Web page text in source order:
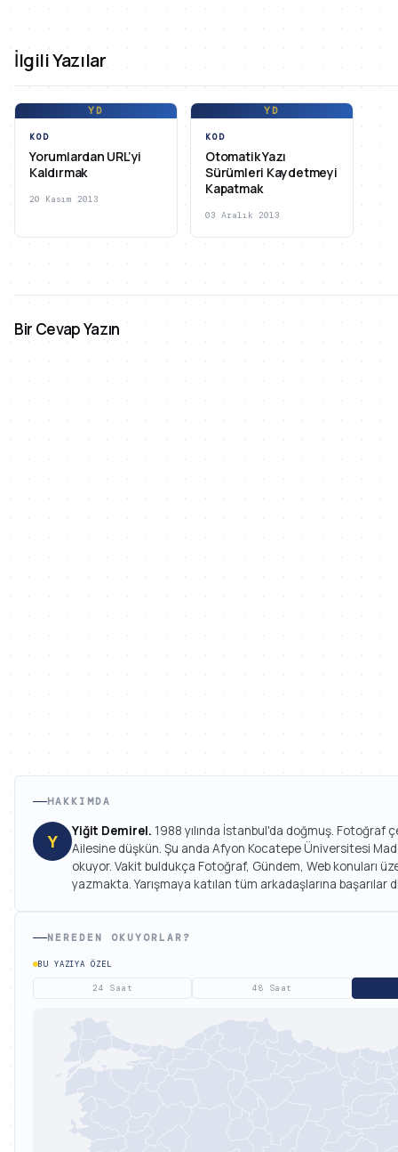
İlgili Yazılar
YD
KOD
Yorumlardan URL’yi
Kaldırmak
20 Kasım 2013
YD
KOD
Otomatik Yazı
Sürümleri Kaydetmeyi
Kapatmak
03 Aralık 2013
Bir Cevap Yazın
HAKKIMDA
Y Yiğit Demirel. 1988 yılında İstanbul'da doğmuş. Fotoğraf
Ailesine düşkün. Şu anda Afyon Kocatepe Üniversitesi
okuyor. Vakit buldukça Fotoğraf, Gündem, Web konuları
yazmakta. Yarışmaya katılan tüm arkadaşlarına başarılar
NEREDEN OKUYORLAR?
BU YAZIYA ÖZEL
24 Saat 48 Saat